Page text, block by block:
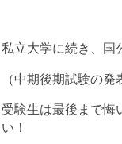
私立大学に続き、国
（中期後期試験の
受験生は最後まで悔
い！